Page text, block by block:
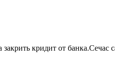
кридит от